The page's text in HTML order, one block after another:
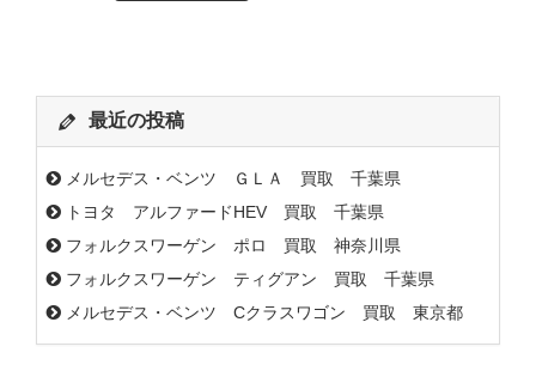
最近の投稿
メルセデス・ベンツ ＧＬＡ 買取 千葉県
トヨタ アルファードHEV 買取 千葉県
フォルクスワーゲン ポロ 買取 神奈川県
フォルクスワーゲン ティグアン 買取 千葉県
メルセデス・ベンツ Cクラスワゴン 買取 東京都